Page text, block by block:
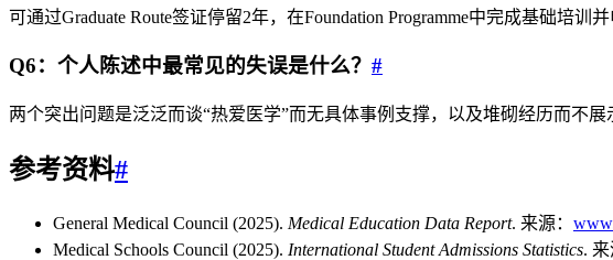
可通过Graduate Route签证停留2年，在Foundation Programme中完成基础培
Q6：个人陈述中最常见的失误是什么？ #
两个突出问题是泛泛而谈“热爱医学”而无具体事例支撑，以及堆砌经历而不
参考资料#
General Medical Council (2025). Medical Education Data Report. 来源：
Medical Schools Council (2025). International Student Admissions Statistics. 来